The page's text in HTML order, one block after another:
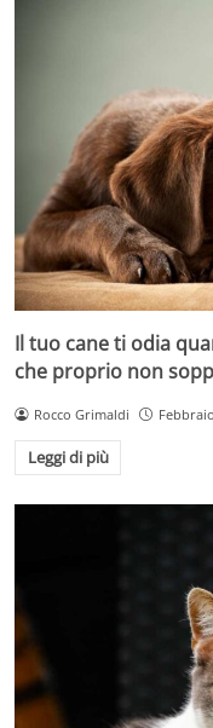
Il tuo cane ti odia
che proprio non
Rocco Grimaldi
Leggi di più